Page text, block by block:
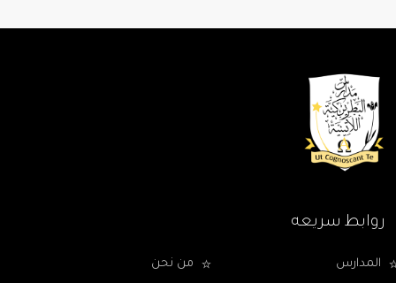
روابط سريعه
من نحن المدارس